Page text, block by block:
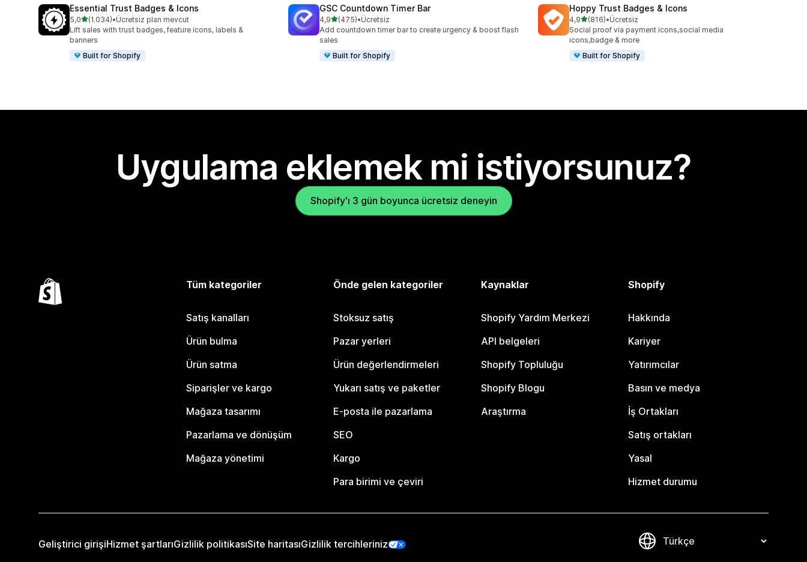
Essential Trust Badges & Icons
5,05 yıldız üzerinden
(1.034)
toplam 1034 değerlendirme
•Ücretsiz plan mevcut
Lift sales with trust badges, feature icons, labels &
banners
Built for Shopify
GSC Countdown Timer Bar
4,95 yıldız üzerinden
(475)
toplam 475 değerlendirme
•Ücretsiz
Add countdown timer bar to create urgency & boost flash
sales
Built for Shopify
Hoppy Trust Badges & Icons
4,95 yıldız üzerinden
(816)
toplam 816 değerlendirme
•Ücretsiz
Social proof via payment icons,social media
icons,badge & more
Built for Shopify
Uygulama eklemek mi istiyorsunuz?
Shopify'ı 3 gün boyunca ücretsiz deneyin
Tüm kategoriler
Satış kanalları
Ürün bulma
Ürün satma
Siparişler ve kargo
Mağaza tasarımı
Pazarlama ve dönüşüm
Mağaza yönetimi
Önde gelen kategoriler
Stoksuz satış
Pazar yerleri
Ürün değerlendirmeleri
Yukarı satış ve paketler
E-posta ile pazarlama
SEO
Kargo
Para birimi ve çeviri
Kaynaklar
Shopify Yardım Merkezi
API belgeleri
Shopify Topluluğu
Shopify Blogu
Araştırma
Shopify
Hakkında
Kariyer
Yatırımcılar
Basın ve medya
İş Ortakları
Satış ortakları
Yasal
Hizmet durumu
Geliştirici girişiHizmet şartlarıGizlilik politikasıSite haritasıGizlilik tercihleriniz